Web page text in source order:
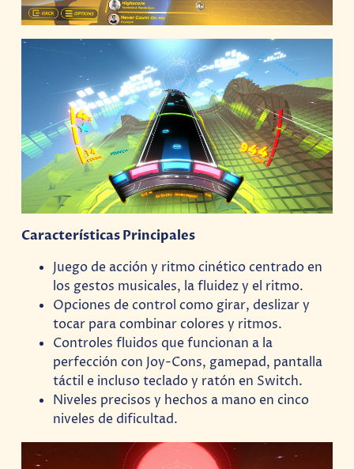
Características Principales
Juego de acción y ritmo cinético centrado en
los gestos musicales, la fluidez y el ritmo.
Opciones de control como girar, deslizar y
tocar para combinar colores y ritmos.
Controles fluidos que funcionan a la
perfección con Joy-Cons, gamepad, pantalla
táctil e incluso teclado y ratón en Switch.
Niveles precisos y hechos a mano en cinco
niveles de dificultad.